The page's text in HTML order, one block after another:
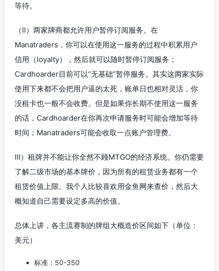
等待。
（II）两家牌商都允许用户暂停订阅服务。在
Manatraders，你可以在使用这一服务的过程中积累用户
信用（loyalty），然后就可以随时暂停订阅服务；
Cardhoarder目前可以“无基础”暂停服务。其实这两家实际
使用下来都不会把用户逼的太死，账单日也相对灵活，你
没租卡也一般不会收费。但是如果你长期不使用这一服务
的话，Cardhoarder在你再次申请服务时可能会增加等待
时间；Manatraders可能会收取一点账户管理费。
III）租牌并不能让你全然不顾MTGO的经济系统。你仍需要
了解二级市场的基本牌价，因为所有的租赁业务都有一个
租赁价值上限。我个人比较喜欢用金鱼网来查价，然后大
概知道自己需要设定多高的价值。
总体上讲，各主流赛制的牌组大概造价区间如下（单位：
美元）
标准：50-350